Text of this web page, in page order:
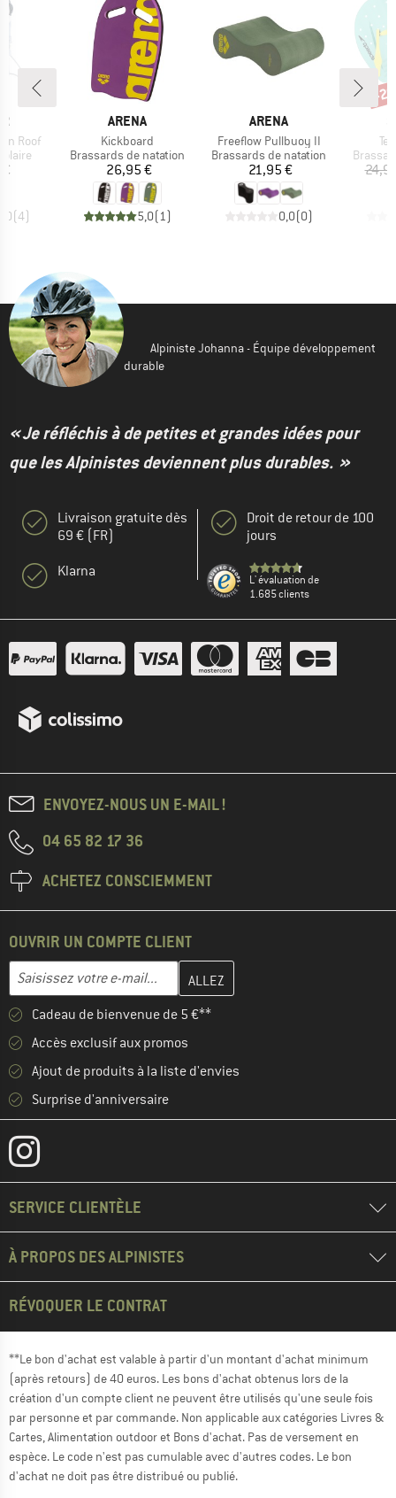
Roof
(4)
MARQUE
ARENA
Article
Kickboard
Product group
Brassards de natation
Prix
26,95 €
5,0(1)
MARQUE
ARENA
Article
Freeflow Pullbuoy II
Product group
Brassards de natation
Prix
21,95 €
0,0(0)
-
Alpiniste Johanna - Équipe développement
durable
« Je réfléchis à de petites et grandes idées pour
que les Alpinistes deviennent plus durables. »
Livraison gratuite dès
69 € (FR)
Klarna
Droit de retour de 100
jours
L' évaluation de
1.685 clients
ENVOYEZ-NOUS UN E-MAIL !
04 65 82 17 36
ACHETEZ CONSCIEMMENT
OUVRIR UN COMPTE CLIENT
Adresse e-mail
Entrez votre adresse e-mail ici et créez votre compte client à la
Cadeau de bienvenue de 5 €**
Accès exclusif aux promos
Ajout de produits à la liste d'envies
Surprise d'anniversaire
SERVICE CLIENTÈLE
À PROPOS DES ALPINISTES
RÉVOQUER LE CONTRAT
**Le bon d'achat est valable à partir d'un montant d'achat minimum
(après retours) de 40 euros. Les bons d'achat obtenus lors de la
création d'un compte client ne peuvent être utilisés qu'une seule fois
par personne et par commande. Non applicable aux catégories Livres &
Cartes, Alimentation outdoor et Bons d'achat. Pas de versement en
espèce. Le code n'est pas cumulable avec d'autres codes. Le bon
d'achat ne doit pas être distribué ou publié.